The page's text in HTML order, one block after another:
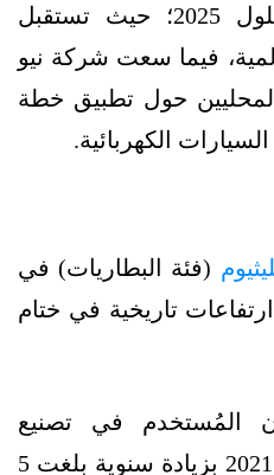
الكهربائية إلى 20% بحلول 2025؛ حيث تستقبل
فيما سعت شركة نيو
المحليين حول تطبيق خطة
الكهربائية.
(فئة البطاريات) في
تاريخية في ختام
المُستخدم في تصنيع
السيارات الكهربائية عام 2021 بزيادة سنوية بلغت 5